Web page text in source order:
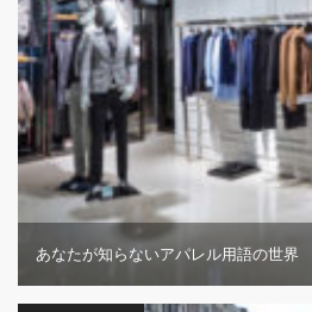
あなたが知らないアパレル用語の世界